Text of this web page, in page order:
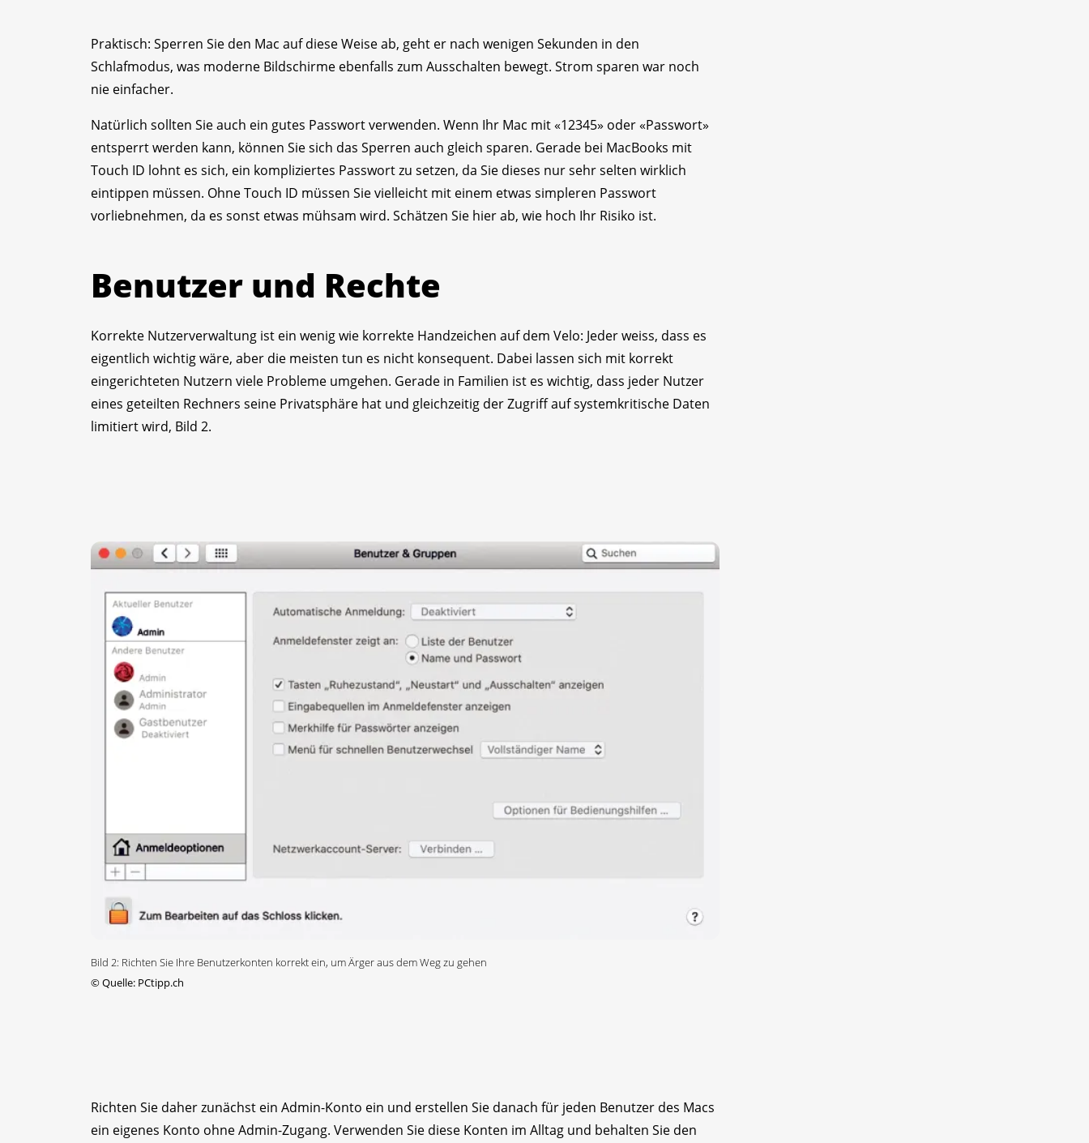
Praktisch: Sperren Sie den Mac auf diese Weise ab, geht er nach wenigen Sekunden in den
Schlafmodus, was moderne Bildschirme ebenfalls zum Ausschalten bewegt. Strom sparen war noch
nie einfacher.
Natürlich sollten Sie auch ein gutes Passwort verwenden. Wenn Ihr Mac mit «12345» oder «Passwort»
entsperrt werden kann, können Sie sich das Sperren auch gleich sparen. Gerade bei MacBooks mit
Touch ID lohnt es sich, ein kompliziertes Passwort zu setzen, da Sie dieses nur sehr selten wirklich
eintippen müssen. Ohne Touch ID müssen Sie vielleicht mit einem etwas simpleren Passwort
vorliebnehmen, da es sonst etwas mühsam wird. Schätzen Sie hier ab, wie hoch Ihr Risiko ist.
Benutzer und Rechte
Korrekte Nutzerverwaltung ist ein wenig wie korrekte Handzeichen auf dem Velo: Jeder weiss, dass es
eigentlich wichtig wäre, aber die meisten tun es nicht konsequent. Dabei lassen sich mit korrekt
eingerichteten Nutzern viele Probleme umgehen. Gerade in Familien ist es wichtig, dass jeder Nutzer
eines geteilten Rechners seine Privatsphäre hat und gleichzeitig der Zugriff auf systemkritische Daten
limitiert wird, Bild 2.
Bild 2: Richten Sie Ihre Benutzerkonten korrekt ein, um Ärger aus dem Weg zu gehen
©Quelle: PCtipp.ch
Richten Sie daher zunächst ein Admin-Konto ein und erstellen Sie danach für jeden Benutzer des Macs
ein eigenes Konto ohne Admin-Zugang. Verwenden Sie diese Konten im Alltag und behalten Sie den